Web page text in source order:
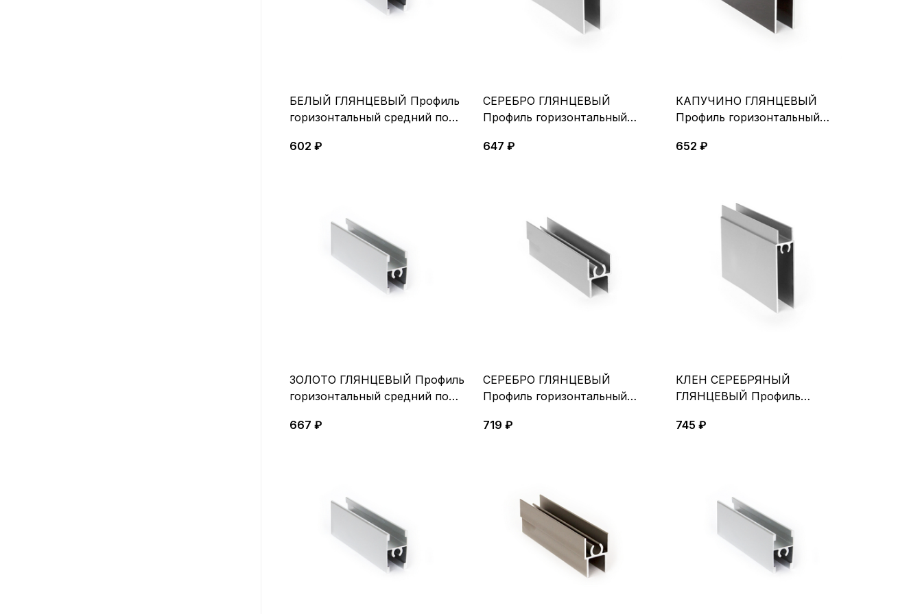
БЕЛЫЙ ГЛЯНЦЕВЫЙ Профиль
горизонтальный средний под
602 ₽
СЕРЕБРО ГЛЯНЦЕВЫЙ
Профиль горизонтальный
647 ₽
КАПУЧИНО ГЛЯНЦЕВЫЙ
Профиль горизонтальный
652 ₽
ЗОЛОТО ГЛЯНЦЕВЫЙ Профиль
горизонтальный средний под
667 ₽
СЕРЕБРО ГЛЯНЦЕВЫЙ
Профиль горизонтальный
719 ₽
КЛЕН СЕРЕБРЯНЫЙ
ГЛЯНЦЕВЫЙ Профиль
745 ₽